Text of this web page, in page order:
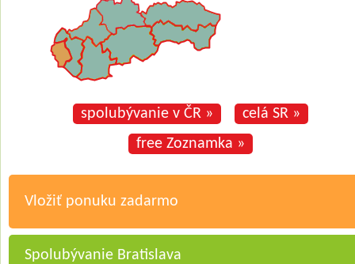
spolubývanie v ČR »
celá SR »
free Zoznamka »
Vložiť ponuku zadarmo
Spolubývanie Bratislava